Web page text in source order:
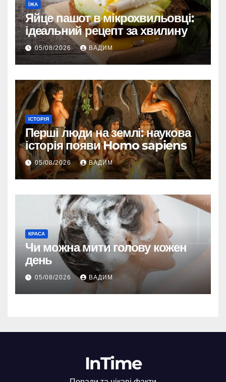
ЇЖА
Яйце пашот в мікрохвильовці:
ідеальний рецепт за хвилину
05/08/2026 ВАДИМ
ІСТОРІЯ
Перші люди на землі: наукова
історія появи Homo sapiens
05/08/2026 ВАДИМ
КРАСА
Чи можна мити голову кожен
день
05/08/2026 ВАДИМ
InTime